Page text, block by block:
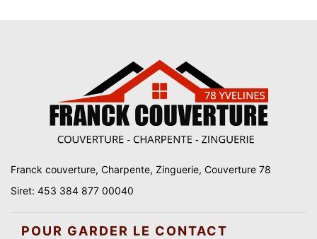
Franck couverture, Charpente, Zinguerie, Couverture 78
Siret: 453 384 877 00040
POUR GARDER LE CONTACT